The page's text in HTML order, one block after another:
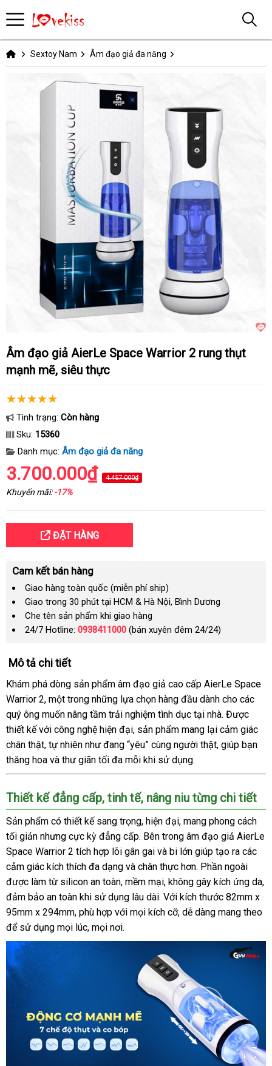
Sextoy Nam Âm đạo giả đa năng
Âm đạo giả AierLe Space Warrior 2 rung thụt
mạnh mẽ, siêu thực
Tình trạng: Còn hàng
Sku: 15360
Danh mục: Âm đạo giả đa năng
3.700.000₫ 4.457.000₫
Khuyến mãi:-17%
ĐẶT HÀNG
Cam kết bán hàng
Giao hàng toàn quốc (miễn phí ship)
Giao trong 30 phút tại HCM & Hà Nội, Bình Dương
Che tên sản phẩm khi giao hàng
24/7 Hotline: 0938411000 (bán xuyên đêm 24/24)
Mô tả chi tiết
Khám phá dòng sản phẩm âm đạo giả cao cấp AierLe Space
Warrior 2, một trong những lựa chọn hàng đầu dành cho các
quý ông muốn nâng tầm trải nghiệm tình dục tại nhà. Được
thiết kế với công nghệ hiện đại, sản phẩm mang lại cảm giác
chân thật, tự nhiên như đang “yêu” cùng người thật, giúp bạn
thăng hoa và thư giãn tối đa mỗi khi sử dụng.
Thiết kế đẳng cấp, tinh tế, nâng niu từng chi tiết
Sản phẩm có thiết kế sang trọng, hiện đại, mang phong cách
tối giản nhưng cực kỳ đẳng cấp. Bên trong âm đạo giả AierLe
Space Warrior 2 tích hợp lõi gân gai và bi lớn giúp tạo ra các
cảm giác kích thích đa dạng và chân thực hơn. Phần ngoài
được làm từ silicon an toàn, mềm mại, không gây kích ứng da,
đảm bảo an toàn khi sử dụng lâu dài. Với kích thước 82mm x
95mm x 294mm, phù hợp với mọi kích cỡ, dễ dàng mang theo
để sử dụng mọi lúc, mọi nơi.